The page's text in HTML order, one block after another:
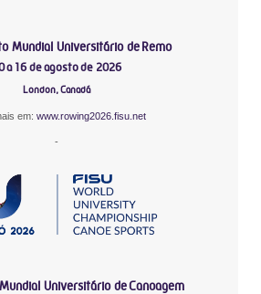
Mundial Universitário de Remo
a 16 de agosto de 2026
London, Canadá
em: www.rowing2026.fisu.net
-
Universitário de Canoagem